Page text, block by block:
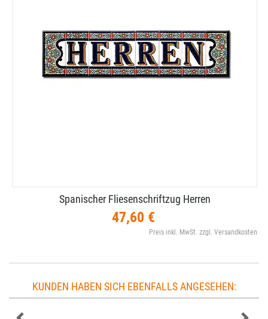
Spanischer Fliesenschriftzug Herren
47,60 €
Preis inkl. MwSt. zzgl. Versandkosten
KUNDEN HABEN SICH EBENFALLS ANGESEHEN: